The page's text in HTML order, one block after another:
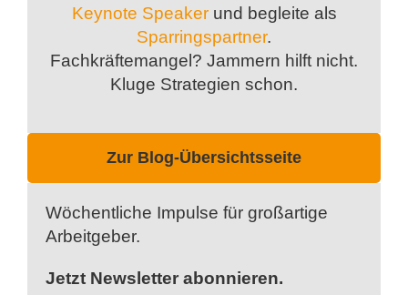
Keynote Speakerund begleite als
Sparringspartner.
Fachkräftemangel? Jammern hilft nicht.
Kluge Strategien schon.
Zur Blog-Übersichtsseite
Wöchentliche Impulse für großartige
Arbeitgeber.
Jetzt Newsletter abonnieren.